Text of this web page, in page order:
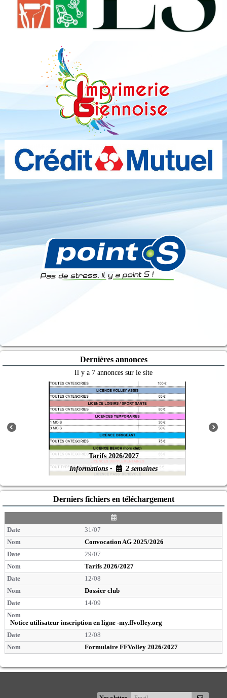
Dernières annonces
Il y a 7 annonces sur le site
Tarifs 2026/2027
Informations -
2 semaines
Derniers fichiers en téléchargement
D
a
e
31/07
Convocation AG 2025/2026
29/07
Tarifs 2026/2027
12/08
Dossier club
14/09
Notice utilisateur inscription en ligne -my.ffvolley.org
12/08
Formulaire FFVolley 2026/2027